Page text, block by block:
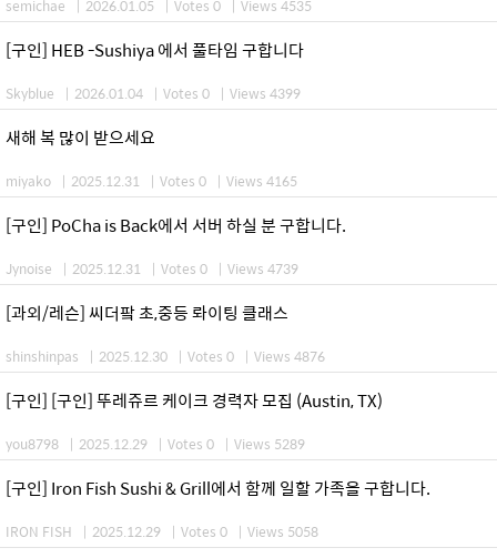
semichae 2026.01.05 Votes 0 Views 4535
[구인] HEB -Sushiya 에서 풀타임 구합니다
Skyblue | 2026.01.04 | Votes 0 | Views 4399
새해 복 많이 받으세요
miyako | 2025.12.31 | Votes 0 | Views 4165
[구인] PoCha is Back에서 서버 하실 분 구합니다.
Jynoise | 2025.12.31 | Votes 0 | Views 4739
[과외/레슨] 씨더팤 초,중등 롸이팅 클래스
shinshinpas | 2025.12.30 | Votes 0 | Views 4876
[구인] [구인] 뚜레쥬르 케이크 경력자 모집 (Austin, TX)
you8798 | 2025.12.29 | Votes 0 | Views 5289
[구인] Iron Fish Sushi & Grill에서 함께 일할 가족을 구합니다.
IRON FISH | 2025.12.29 | Votes 0 | Views 5058